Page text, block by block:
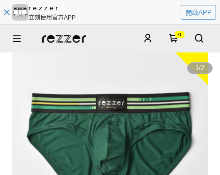
r e z z e r
立刻使用官方APP
開啟APP
0
1/2